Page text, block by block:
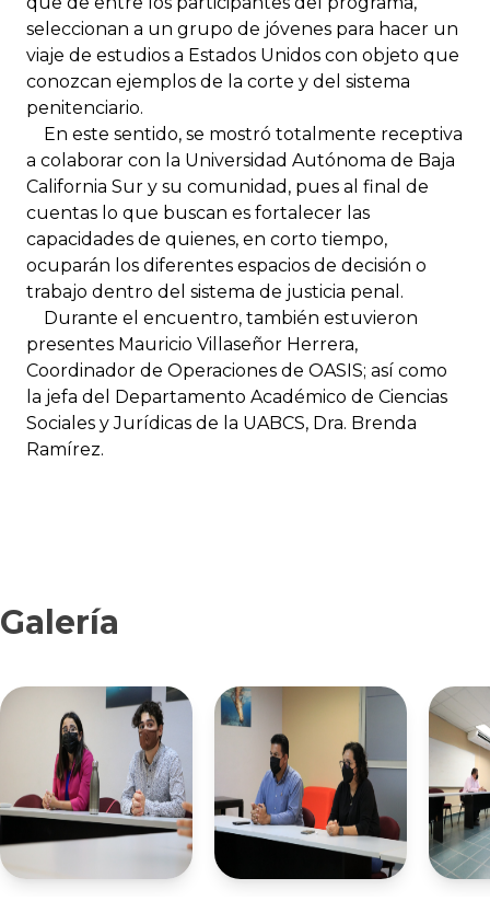
seleccionan a un grupo de jóvenes para hacer un
viaje de estudios a Estados Unidos con objeto que
conozcan ejemplos de la corte y del sistema
penitenciario.
En este sentido, se mostró totalmente receptiva
a colaborar con la Universidad Autónoma de Baja
California Sur y su comunidad, pues al final de
cuentas lo que buscan es fortalecer las
capacidades de quienes, en corto tiempo,
ocuparán los diferentes espacios de decisión o
trabajo dentro del sistema de justicia penal.
Durante el encuentro, también estuvieron
presentes Mauricio Villaseñor Herrera,
Coordinador de Operaciones de OASIS; así como
la jefa del Departamento Académico de Ciencias
Sociales y Jurídicas de la UABCS, Dra. Brenda
Ramírez.
Galería